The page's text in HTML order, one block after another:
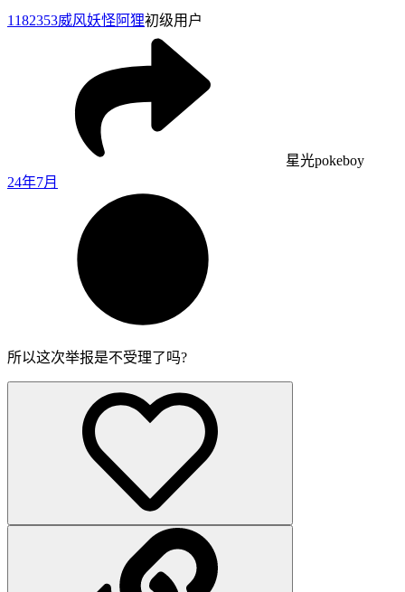
1182353威风妖怪阿狸初级用户
星光pokeboy
24年7月
所以这次举报是不受理了吗?